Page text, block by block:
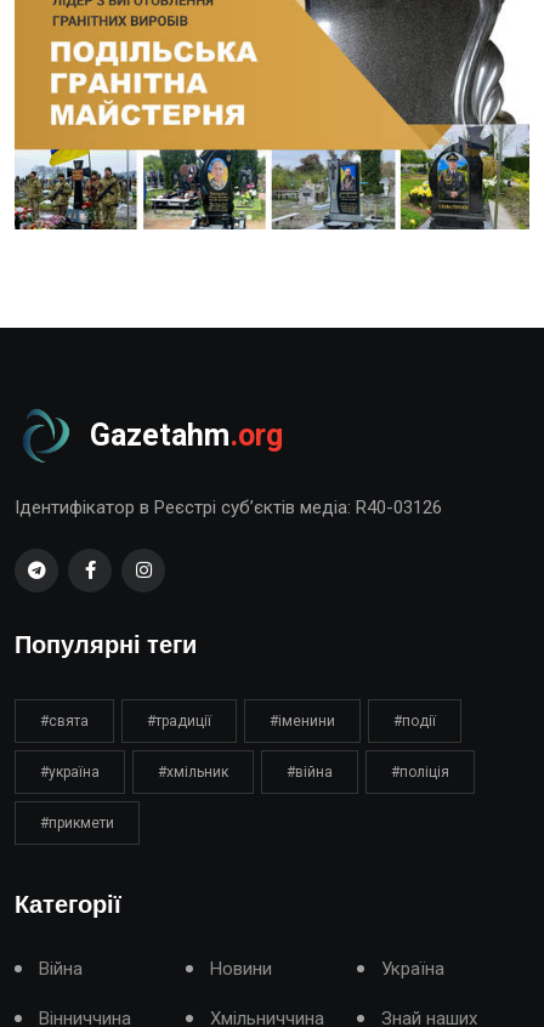
Gazetahm.org
Ідентифікатор в Реєстрі суб’єктів медіа: R40-03126
Популярні теги
#свята #традиції #іменини #події
#україна #хмільник #війна #поліція
#прикмети
Категорії
Війна Новини Україна
Вінниччина Хмільниччина Знай наших